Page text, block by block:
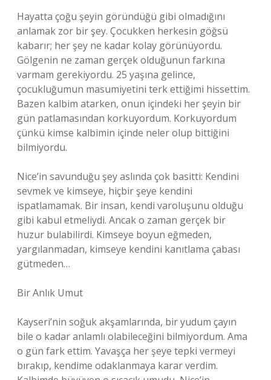
Hayatta çoğu şeyin göründüğü gibi olmadığını
anlamak zor bir şey. Çocukken herkesin göğsü
kabarır; her şey ne kadar kolay görünüyordu.
Gölgenin ne zaman gerçek olduğunun farkına
varmam gerekiyordu. 25 yaşına gelince,
çocukluğumun masumiyetini terk ettiğimi hissettim.
Bazen kalbim atarken, onun içindeki her şeyin bir
gün patlamasından korkuyordum. Korkuyordum
çünkü kimse kalbimin içinde neler olup bittiğini
bilmiyordu.
Nice’in savunduğu şey aslında çok basitti: Kendini
sevmek ve kimseye, hiçbir şeye kendini
ispatlamamak. Bir insan, kendi varoluşunu olduğu
gibi kabul etmeliydi. Ancak o zaman gerçek bir
huzur bulabilirdi. Kimseye boyun eğmeden,
yargılanmadan, kimseye kendini kanıtlama çabası
gütmeden…
Bir Anlık Umut
Kayseri’nin soğuk akşamlarında, bir yudum çayın
bile o kadar anlamlı olabileceğini bilmiyordum. Ama
o gün fark ettim. Yavaşça her şeye tepki vermeyi
bırakıp, kendime odaklanmaya karar verdim.